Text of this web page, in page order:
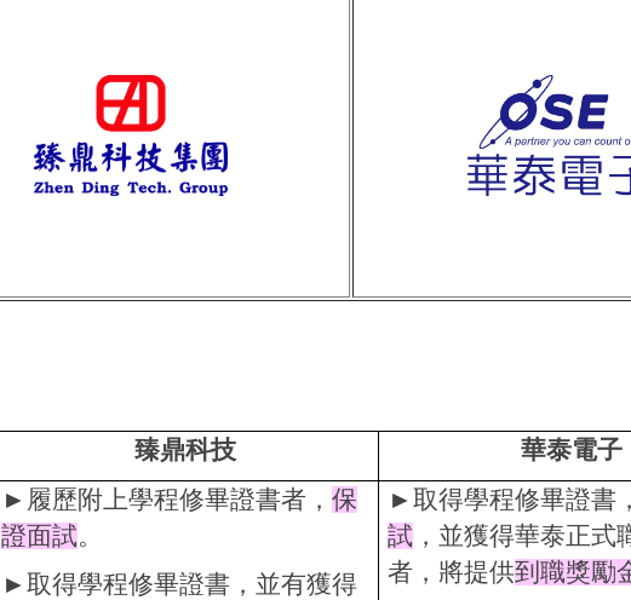
臻鼎科技
華泰電子
►履歷附上學程修畢證書者， 保
證面試。
►取得學程修畢證書，並有獲得
►取得學程修畢證書
試 ，並獲得華泰正式
者，將提供到職獎勵